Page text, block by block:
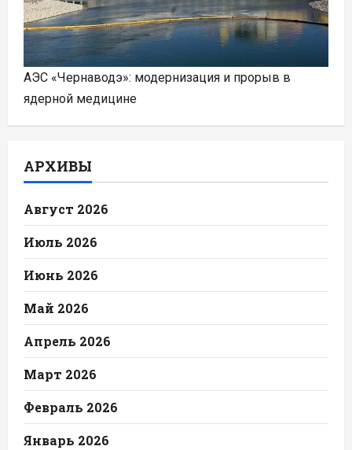
АЭС «Чернаводэ»: модернизация и прорыв в
ядерной медицине
АРХИВЫ
Август 2026
Июль 2026
Июнь 2026
Май 2026
Апрель 2026
Март 2026
Февраль 2026
Январь 2026